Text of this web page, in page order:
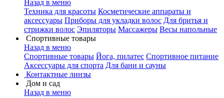
Назад в меню
Техника для красоты Косметические аппараты и
аксессуары Приборы для укладки волос Для бритья и
стрижки волос Эпиляторы Массажеры Весы напольные
Спортивные товары
Назад в меню
Спортивные товары Йога, пилатес Спортивное питание
Аксессуары для спорта Для бани и сауны
Контактные линзы
Дом и сад
Назад в меню